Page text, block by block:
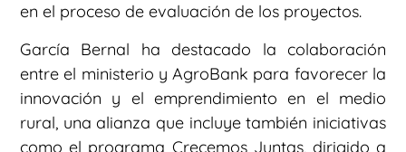
en el proceso de evaluación de los proyectos.
García Bernal ha destacado la colaboración
entre el ministerio y AgroBank para favorecer la
innovación y el emprendimiento en el medio
rural, una alianza que incluye también iniciativas
como el programa Crecemos Juntas, dirigido a